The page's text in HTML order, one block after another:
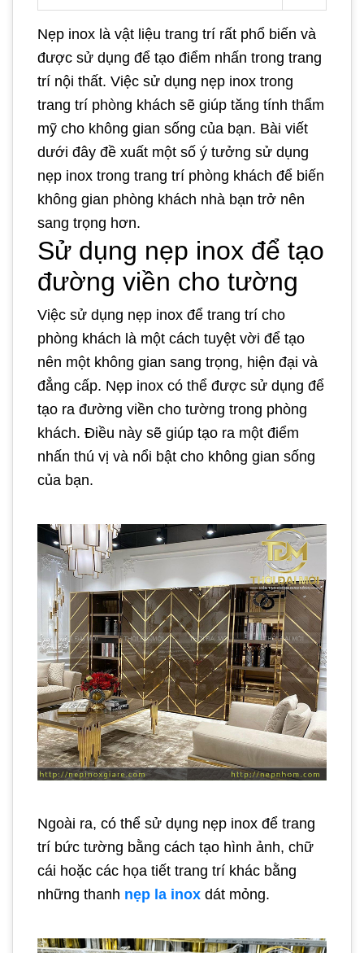
Nẹp inox là vật liệu trang trí rất phổ biến và
được sử dụng để tạo điểm nhấn trong trang
trí nội thất. Việc sử dụng nẹp inox trong
trang trí phòng khách sẽ giúp tăng tính thẩm
mỹ cho không gian sống của bạn. Bài viết
dưới đây đề xuất một số ý tưởng sử dụng
nẹp inox trong trang trí phòng khách để biến
không gian phòng khách nhà bạn trở nên
sang trọng hơn.
Sử dụng nẹp inox để tạo
đường viền cho tường
Việc sử dụng nẹp inox để trang trí cho
phòng khách là một cách tuyệt vời để tạo
nên một không gian sang trọng, hiện đại và
đẳng cấp. Nẹp inox có thể được sử dụng để
tạo ra đường viền cho tường trong phòng
khách. Điều này sẽ giúp tạo ra một điểm
nhấn thú vị và nổi bật cho không gian sống
của bạn.
Ngoài ra, có thể sử dụng nẹp inox để trang
trí bức tường bằng cách tạo hình ảnh, chữ
cái hoặc các họa tiết trang trí khác bằng
những thanh nẹp la inox dát mỏng.